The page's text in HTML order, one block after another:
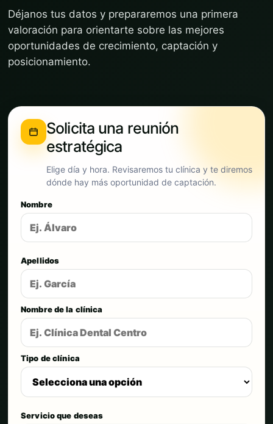
Déjanos tus datos y prepararemos una primera
valoración para orientarte sobre las mejores
oportunidades de crecimiento, captación y
posicionamiento.
Solicita una reunión
estratégica
Elige día y hora. Revisaremos tu clínica y te diremos
dónde hay más oportunidad de captación.
Nombre
Apellidos
Nombre de la clínica
Tipo de clínica
Servicio que deseas